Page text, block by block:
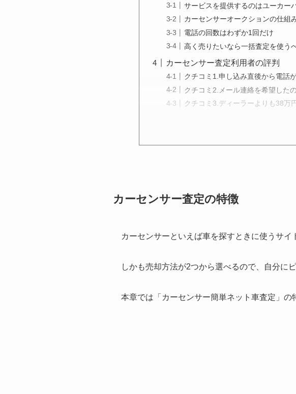
サービスを提供するのはユーカー
カーセンサーオークションの仕組
電話の回数はわずか1回だけ
高く売りたいなら一括査定を使う
カーセンサー査定利用者の評判
クチコミ1.申し込み直後から電話
クチコミ2.メール連絡を希望した
クチコミ3.ディーラーよりも38万
カーセンサー査定の特徴
カーセンサーといえば車を探すときに使うサ
しかも売却方法が2つから選べるので、自分に
本章では「カーセンサー簡単ネット車査定」の